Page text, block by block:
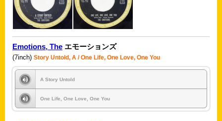
Emotions, The エモーションズ
(7inch) Story Untold, A / One Life, One Love, One You
A Story Untold
One Life, One Love, One You